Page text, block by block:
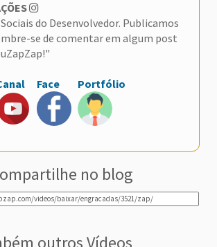
do Desenvolvedor. Publicamos
se de comentar em algum post
Face Portfólio
no blog
outros Vídeos